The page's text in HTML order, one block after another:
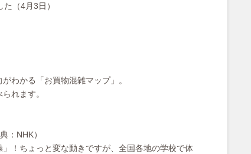
（4月3日）
わかる「お買物混雑マップ」。
れます。
：NHK）
！ちょっと変な動きですが、全国各地の学校で体